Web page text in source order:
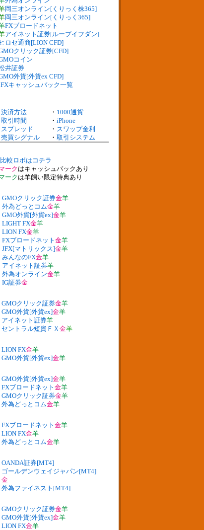
岡三オンライン[くりっく株365]
岡三オンライン[くりっく365]
FXブロードネット
アイネット証券[ループイフダン]
ヒロセ通商[LION CFD]
クリック証券[CFD]
コイン
井証券
外貨[外貨ex CFD]
FXキャッシュバック一覧
決済方法 ・ 1000通貨
取引時間 ・ iPhone
スプレッド ・ スワップ金利
売買シグナル ・ 取引システム
較ロボはコチラ
ーク はキャッシュバックあり
ーク は羊飼い限定特典あり
GMOクリック証券金羊
外為どっとコム金羊
GMO外貨[外貨ex]金羊
LIGHT FX金羊
LION FX金羊
FXブロードネット 金羊
JFX[マトリックス]金羊
みんなのFX金羊
アイネット証券羊
外為オンライン金羊
IG証券金
GMOクリック証券金羊
GMO外貨[外貨ex]金羊
アイネット証券羊
セントラル短資ＦＸ 金羊
LION FX金羊
GMO外貨[外貨ex]金羊
GMO外貨[外貨ex]金羊
FXブロードネット 金羊
GMOクリック証券金羊
外為どっとコム金羊
FXブロードネット 金羊
LION FX金羊
外為どっとコム金羊
OANDA証券[MT4]
ゴールデンウェイジャパン[MT4]
金
外為ファイネスト[MT4]
GMOクリック証券金羊
GMO外貨[外貨ex]金羊
LION FX金羊